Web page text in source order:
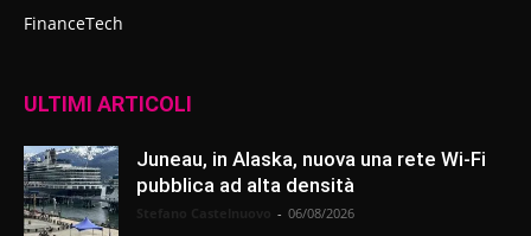
FinanceTech
ULTIMI ARTICOLI
Juneau, in Alaska, nuova una rete Wi-Fi
pubblica ad alta densità
- 06/08/2026